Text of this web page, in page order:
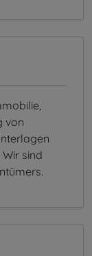
von
sind